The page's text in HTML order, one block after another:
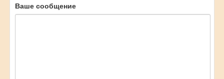
Ваше сообщение